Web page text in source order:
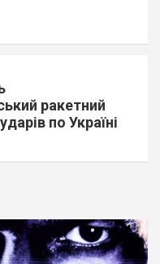
ракетний
по Україні